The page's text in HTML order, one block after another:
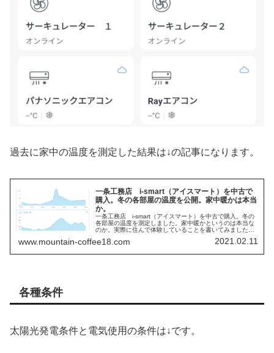
過去に家中の温度を測定した結果は↓の記事になります。
一条工務店 i-smart（アイスマート）を中古で
購入。冬の各部屋の温度を公開。家中暖かは本当
か。
一条工務店 i-smart（アイスマート）を中古で購入。冬の
各部屋の温度を測定しました。家中暖かというのは本当な
のか。実際に住んで体験していることを書いてみました。
さい。
www.mountain-coffee18.com 2021.02.11
各種条件
太陽光発電条件と電気使用の条件は↓です。